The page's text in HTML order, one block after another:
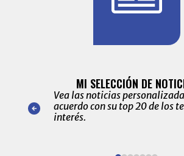
nuestro
para
MI SELECCIÓN DE
Vea las noticias
acuerdo con su top 20 de los
interés.